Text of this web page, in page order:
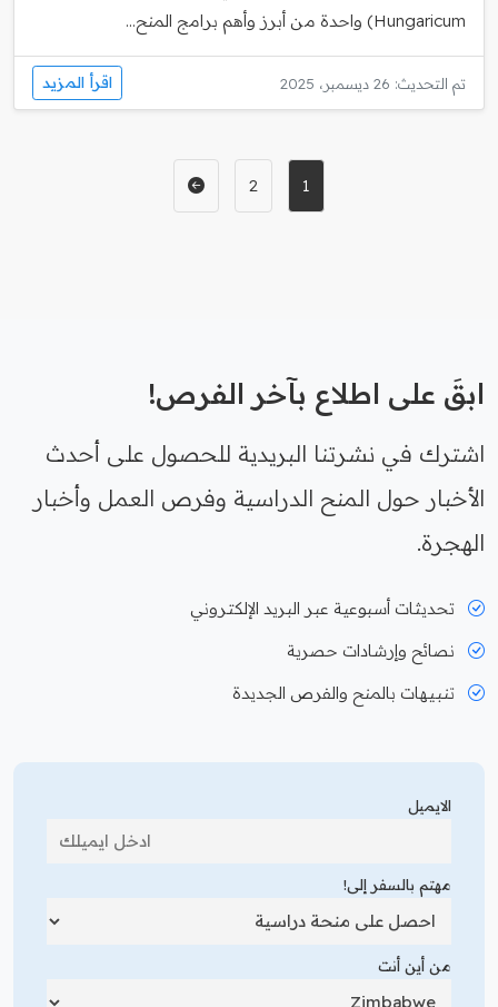
Hungaricum) واحدة من أبرز وأهم برامج المنح...
تم التحديث: 26 ديسمبر، 2025 اقرأ المزيد
1
2
ابقَ على اطلاع بآخر الفرص!
اشترك في نشرتنا البريدية للحصول على أحدث
الأخبار حول المنح الدراسية وفرص العمل وأخبار
الهجرة.
تحديثات أسبوعية عبر البريد الإلكتروني
نصائح وإرشادات حصرية
تنبيهات بالمنح والفرص الجديدة
الايميل
مهتم بالسفر إلى!
من أين أنت